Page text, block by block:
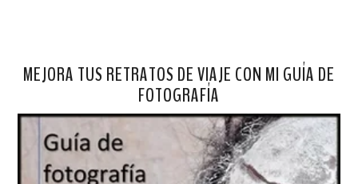
MEJORA TUS RETRATOS DE VIAJE CON MI GUÍA DE
FOTOGRAFÍA